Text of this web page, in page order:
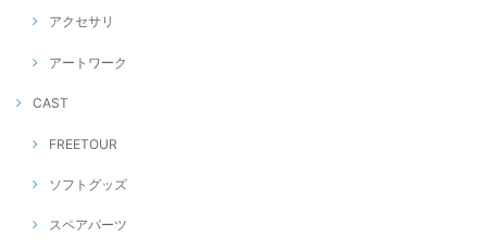
アクセサリ
アートワーク
CAST
FREETOUR
ソフトグッズ
スペアパーツ